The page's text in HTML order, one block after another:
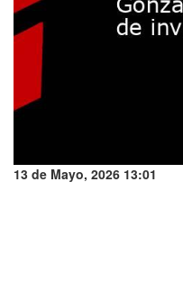
13 de Mayo, 2026 13:01